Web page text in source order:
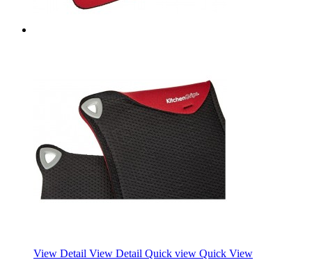
View Detail View Detail Quick view Quick View